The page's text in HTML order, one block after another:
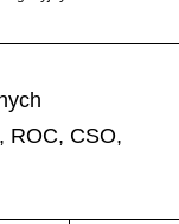
ROC, CSO,